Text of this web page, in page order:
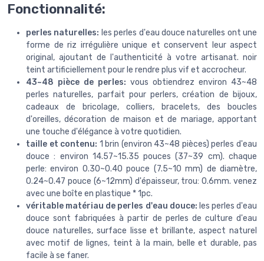
Fonctionnalité:
perles naturelles: les perles d'eau douce naturelles ont une
forme de riz irrégulière unique et conservent leur aspect
original, ajoutant de l'authenticité à votre artisanat. noir
teint artificiellement pour le rendre plus vif et accrocheur.
43~48 pièce de perles: vous obtiendrez environ 43~48
perles naturelles, parfait pour perlers, création de bijoux,
cadeaux de bricolage, colliers, bracelets, des boucles
d'oreilles, décoration de maison et de mariage, apportant
une touche d'élégance à votre quotidien.
taille et contenu: 1 brin (environ 43~48 pièces) perles d'eau
douce : environ 14.57~15.35 pouces (37~39 cm). chaque
perle: environ 0.30~0.40 pouce (7.5~10 mm) de diamètre,
0.24~0.47 pouce (6~12mm) d'épaisseur, trou: 0.6mm. venez
avec une boîte en plastique * 1pc.
véritable matériau de perles d'eau douce: les perles d'eau
douce sont fabriquées à partir de perles de culture d'eau
douce naturelles, surface lisse et brillante, aspect naturel
avec motif de lignes, teint à la main, belle et durable, pas
facile à se faner.